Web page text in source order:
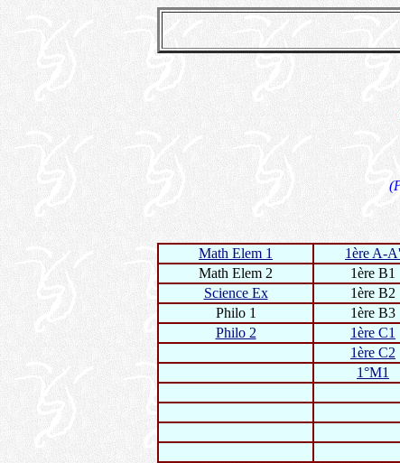
Math Elem 1 1ère A-A'
Math Elem 2
1ère B1
Science Ex
1ère B2
Philo 1
1ère B3
Philo 2
1ère C1
1ère C2
1°M1